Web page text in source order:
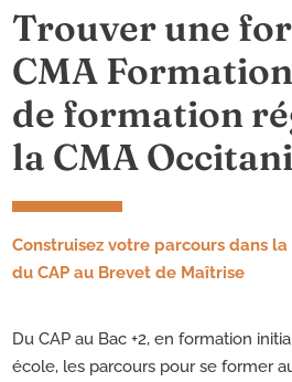
Trouver une
CMA
de formation
la CMA
Construisez votre parcours dans
du CAP au Brevet de Maîtrise
Du CAP au Bac +2, en formation
école, les parcours pour se former